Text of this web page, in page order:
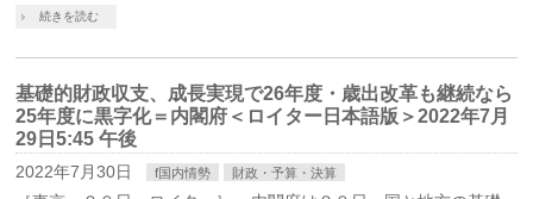
続きを読む
基礎的財政収支、成長実現で26年度・歳出改革も継続なら
25年度に黒字化＝内閣府＜ロイター日本語版＞2022年7月
29日5:45 午後
2022年7月30日 f国内情勢 財政・予算・決算